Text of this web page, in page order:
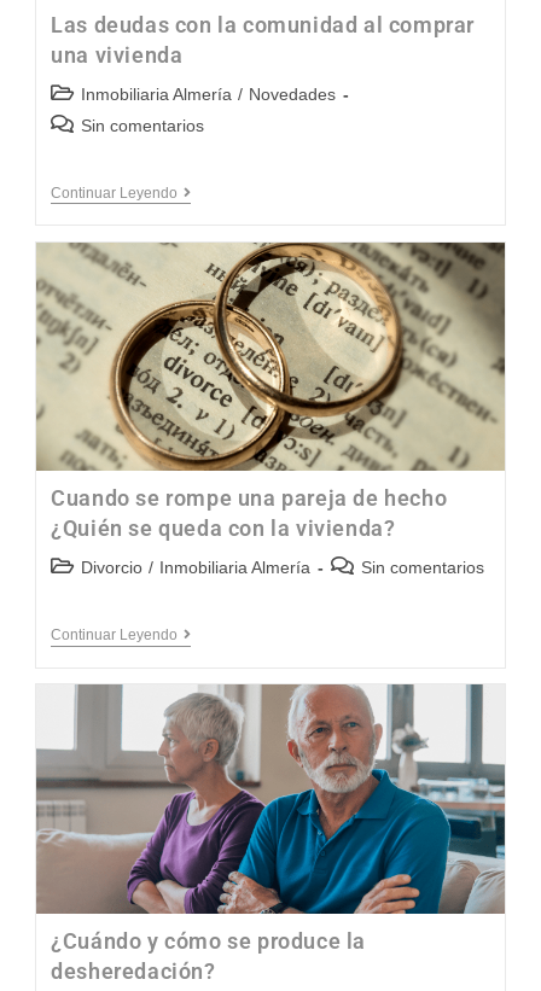
Las deudas con la comunidad al comprar
una vivienda
Inmobiliaria Almería / Novedades
Sin comentarios
Continuar Leyendo
Cuando se rompe una pareja de hecho
¿Quién se queda con la vivienda?
Divorcio / Inmobiliaria Almería Sin comentarios
Continuar Leyendo
¿Cuándo y cómo se produce la
desheredación?